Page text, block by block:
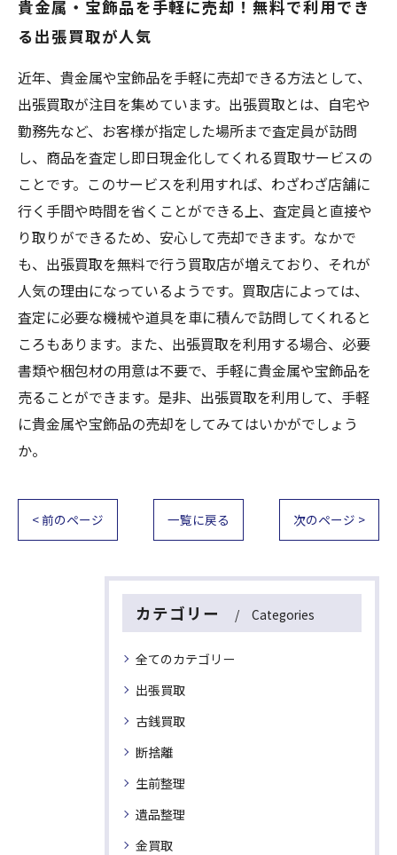
貴金属・宝飾品を手軽に売却！無料で利用でき
る出張買取が人気
近年、貴金属や宝飾品を手軽に売却できる方法として、
出張買取が注目を集めています。出張買取とは、自宅や
勤務先など、お客様が指定した場所まで査定員が訪問
し、商品を査定し即日現金化してくれる買取サービスの
ことです。このサービスを利用すれば、わざわざ店舗に
行く手間や時間を省くことができる上、査定員と直接や
り取りができるため、安心して売却できます。なかで
も、出張買取を無料で行う買取店が増えており、それが
人気の理由になっているようです。買取店によっては、
査定に必要な機械や道具を車に積んで訪問してくれると
ころもあります。また、出張買取を利用する場合、必要
書類や梱包材の用意は不要で、手軽に貴金属や宝飾品を
売ることができます。是非、出張買取を利用して、手軽
に貴金属や宝飾品の売却をしてみてはいかがでしょう
か。
< 前のページ 一覧に戻る 次のページ >
カテゴリー Categories
全てのカテゴリー
出張買取
古銭買取
断捨離
生前整理
遺品整理
金買取